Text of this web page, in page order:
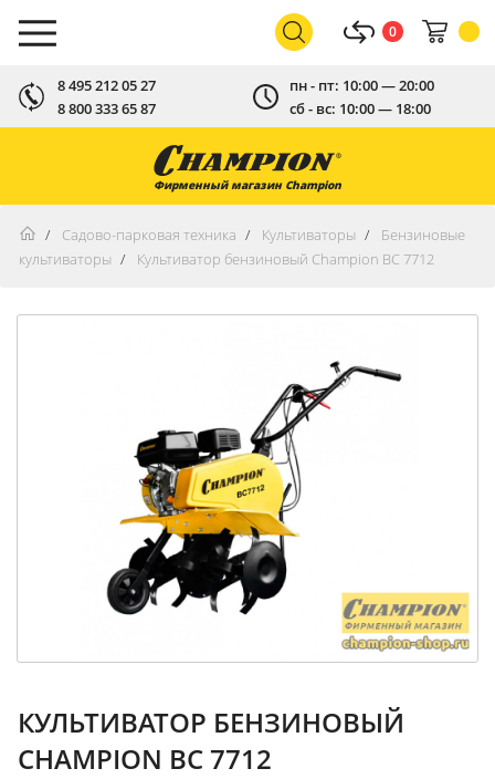
8 495 212 05 27
8 800 333 65 87
пн - пт: 10:00 — 20:00
сб - вс: 10:00 — 18:00
0
Фирменный магазин Champion
Садово-парковая техника Культиваторы
Бензиновые
культиваторы
Культиватор бензиновый Champion ВC 7712
КУЛЬТИВАТОР БЕНЗИНОВЫЙ
CHAMPION ВC 7712